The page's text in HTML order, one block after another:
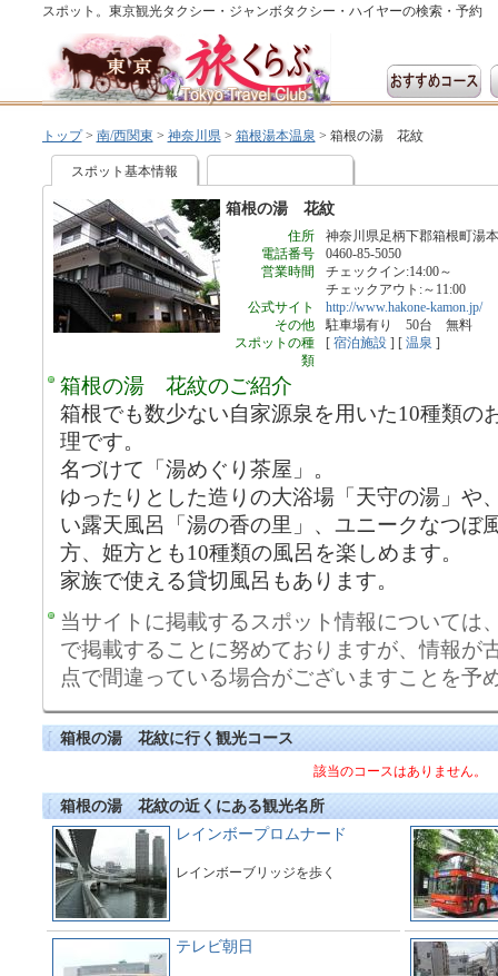
スポット。東京観光タクシー・ジャンボタクシー・ハイヤーの検索・予約
トップ> 南/西関東 > 神奈川県> 箱根湯本温泉 > 箱根の湯 花紋
スポット基本情報
箱根の湯 花紋
住所
神奈川県足柄下郡箱根町湯
電話番号
0460-85-5050
営業時間
チェックイン:14:00～
チェックアウト:～11:00
公式サイト
http://www.hakone-kamon.jp/
その他
駐車場有り 50台 無料
スポットの種
類
[ 宿泊施設] [ 温泉 ]
箱根の湯 花紋のご紹介
箱根でも数少ない自家源泉を用いた10種類の
理です。
名づけて「湯めぐり茶屋」。
ゆったりとした造りの大浴場「天守の湯」や
い露天風呂「湯の香の里」、ユニークなつぼ
方、姫方とも10種類の風呂を楽しめます。
家族で使える貸切風呂もあります。
当サイトに掲載するスポット情報については
で掲載することに努めておりますが、情報が
点で間違っている場合がございますことを予
箱根の湯 花紋に行く観光コース
該当のコースはありません。
箱根の湯 花紋の近くにある観光名所
レインボープロムナード
レインボーブリッジを歩く
テレビ朝日